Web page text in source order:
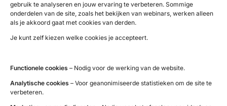
gebruik te analyseren en jouw ervaring te verbeteren. Sommige
onderdelen van de site, zoals het bekijken van webinars, werken alleen
als je akkoord gaat met cookies van derden.
Je kunt zelf kiezen welke cookies je accepteert.
Functionele cookies – Nodig voor de werking van de website.
Analytische cookies – Voor geanonimiseerde statistieken om de site te
verbeteren.
Na de presentatie volgt een gesprek tussen directeur
Marlies Mohr en dr. Medici over vragen die Schildklier
Organisatie Nederland regelmatig ontvangt. Ook wordt
Instellen op schildklierhormoon is